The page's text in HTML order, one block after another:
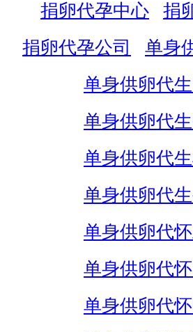
捐卵代孕中心
捐
捐卵代孕公司
单身
单身供卵代
单身供卵代
单身供卵代
单身供卵代
单身供卵代
单身供卵代
单身供卵代